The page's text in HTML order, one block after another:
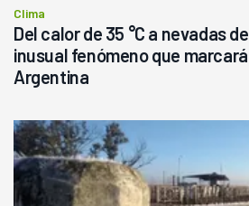
Clima
Del calor de 35 °C a nevadas
inusual fenómeno que
Argentina